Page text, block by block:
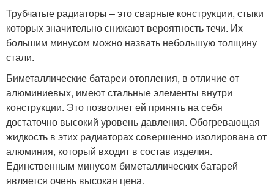
Трубчатые радиаторы – это сварные конструкции, стыки
которых значительно снижают вероятность течи. Их
большим минусом можно назвать небольшую толщину
стали.
Биметаллические батареи отопления, в отличие от
алюминиевых, имеют стальные элементы внутри
конструкции. Это позволяет ей принять на себя
достаточно высокий уровень давления. Обогревающая
жидкость в этих радиаторах совершенно изолирована от
алюминия, который входит в состав изделия.
Единственным минусом биметаллических батарей
является очень высокая цена.